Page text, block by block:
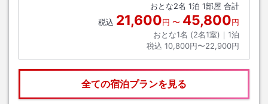
おとな2名 1泊 1部屋 合計
税込 21,600円 〜 45,800円
おとな1名 (2名1室)｜ 1泊
税込 10,800円〜22,900円
全ての宿泊プランを見る